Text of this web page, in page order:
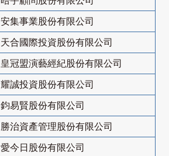
安集事業股份有限公司
天合國際投資股份有限公司
皇冠盟演藝經紀股份有限公司
耀誠投資股份有限公司
鈞易賢股份有限公司
勝治資產管理股份有限公司
愛今日股份有限公司